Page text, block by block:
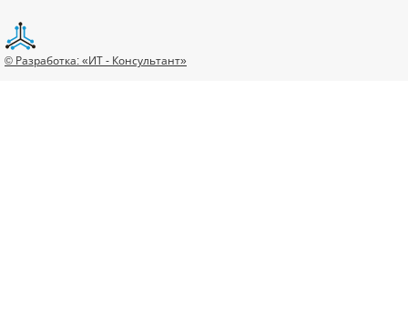
© Разработка: «ИТ - Консультант»